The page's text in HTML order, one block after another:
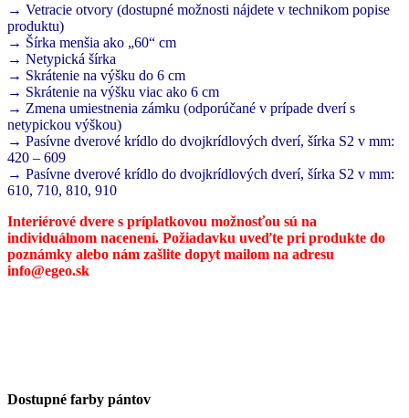
→ Vetracie otvory (dostupné možnosti nájdete v technikom popise
produktu)
→ Šírka menšia ako „60“ cm
→ Netypická šírka
→ Skrátenie na výšku do 6 cm
→ Skrátenie na výšku viac ako 6 cm
→ Zmena umiestnenia zámku (odporúčané v prípade dverí s
netypickou výškou)
→ Pasívne dverové krídlo do dvojkrídlových dverí, šírka S2 v mm:
420 – 609
→ Pasívne dverové krídlo do dvojkrídlových dverí, šírka S2 v mm:
610, 710, 810, 910
Interiérové dvere s príplatkovou možnosťou sú na
individuálnom nacenení. Požiadavku uveďte pri produkte do
poznámky alebo nám zašlite dopyt mailom na adresu
info@egeo.sk
Dostupné farby pántov